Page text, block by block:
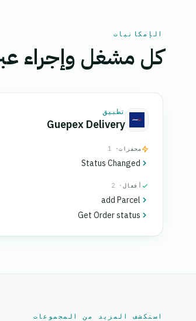
الإمكانيات
كل مشغل وإجراء
تطبيق
Guepex Delivery
محفزات· 1
Status Changed
أفعال · 2
add Parcel
Get Order status
استكشف المزيد من المجموعات